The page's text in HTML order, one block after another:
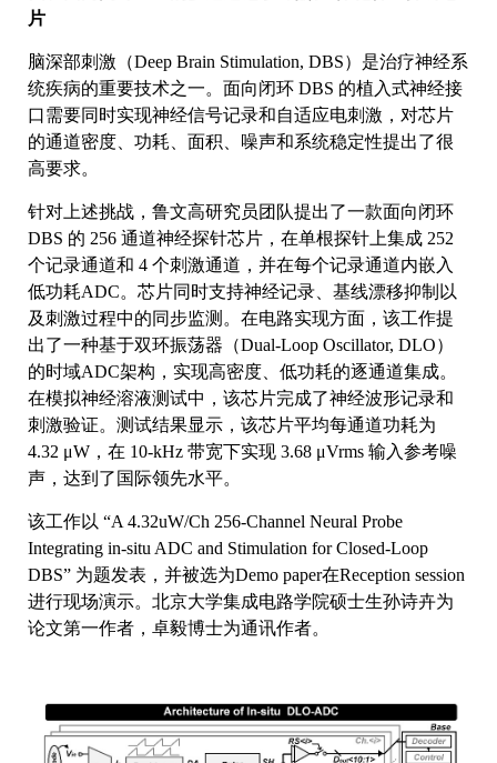
片
脑深部刺激（Deep Brain Stimulation, DBS）是治疗神经系
统疾病的重要技术之一。面向闭环 DBS 的植入式神经接
口需要同时实现神经信号记录和自适应电刺激，对芯片
的通道密度、功耗、面积、噪声和系统稳定性提出了很
高要求。
针对上述挑战，鲁文高研究员团队提出了一款面向闭环
DBS 的 256 通道神经探针芯片，在单根探针上集成 252
个记录通道和 4 个刺激通道，并在每个记录通道内嵌入
低功耗ADC。芯片同时支持神经记录、基线漂移抑制以
及刺激过程中的同步监测。在电路实现方面，该工作提
出了一种基于双环振荡器（Dual-Loop Oscillator, DLO）
的时域ADC架构，实现高密度、低功耗的逐通道集成。
在模拟神经溶液测试中，该芯片完成了神经波形记录和
刺激验证。测试结果显示，该芯片平均每通道功耗为
4.32 μW，在 10-kHz 带宽下实现 3.68 μVrms 输入参考噪
声，达到了国际领先水平。
该工作以 “A 4.32uW/Ch 256-Channel Neural Probe
Integrating in-situ ADC and Stimulation for Closed-Loop
DBS” 为题发表，并被选为Demo paper在Reception session
进行现场演示。北京大学集成电路学院硕士生孙诗卉为
论文第一作者，卓毅博士为通讯作者。